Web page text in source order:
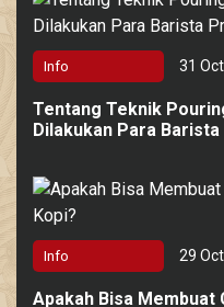
Info 31
Tentang Teknik
Dilakukan Para
Info 29
Apakah Bisa